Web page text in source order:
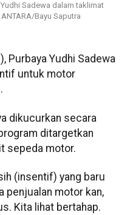
Sadewa dalam taklimat
Bayu Saputra
Purbaya Yudhi Sadewa
untuk motor
dikucurkan secara
ditargetkan
sepeda motor.
(insentif) yang baru
penjualan motor kan,
Kita lihat bertahap.